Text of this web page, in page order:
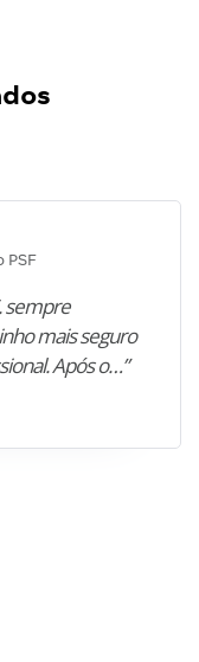
PSF
sempre
mais seguro
Após o…”